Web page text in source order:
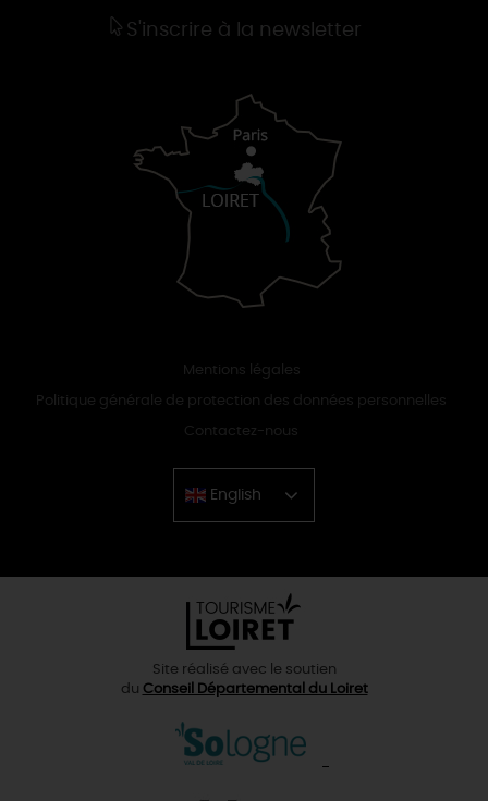
S'inscrire à la newsletter
Mentions légales
Politique générale de protection des données personnelles
Contactez-nous
English
Chinese
Site réalisé avec le soutien
du Conseil Départemental du Loiret